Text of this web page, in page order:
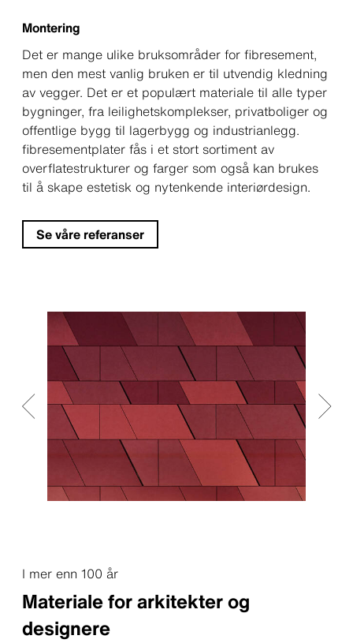
Montering
Det er mange ulike bruksområder for fibresement,
men den mest vanlig bruken er til utvendig kledning
av vegger. Det er et populært materiale til alle typer
bygninger, fra leilighetskomplekser, privatboliger og
offentlige bygg til lagerbygg og industrianlegg.
fibresementplater fås i et stort sortiment av
overflatestrukturer og farger som også kan brukes
til å skape estetisk og nytenkende interiørdesign.
Se våre referanser
I mer enn 100 år
Materiale for arkitekter og
designere